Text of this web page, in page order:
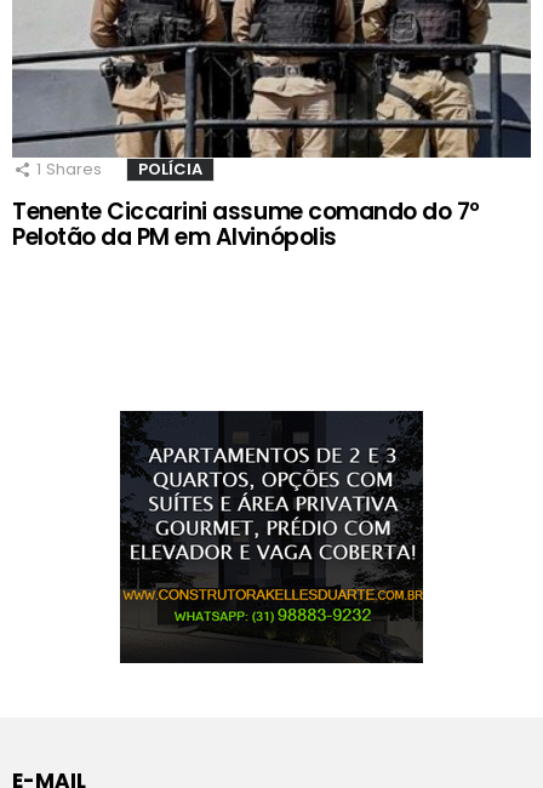
1 Shares POLÍCIA
Tenente Ciccarini assume comando do 7º
Pelotão da PM em Alvinópolis
E-MAIL